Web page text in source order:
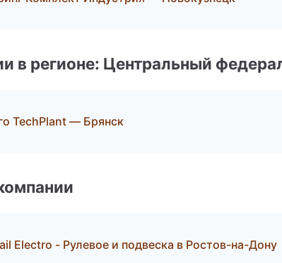
в регионе: Центральный
TechPlant — Брянск
Electro - Рулевое и подвеска в Ростов-на-Дону